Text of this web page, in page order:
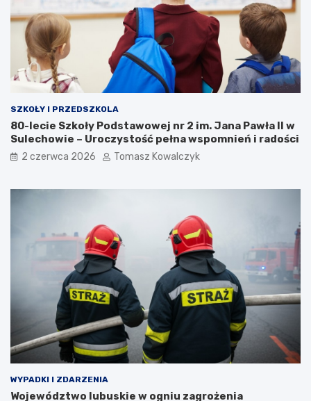
SZKOŁY I PRZEDSZKOLA
80-lecie Szkoły Podstawowej nr 2 im. Jana Pawła II w
Sulechowie – Uroczystość pełna wspomnień i radości
2 czerwca 2026 Tomasz Kowalczyk
WYPADKI I ZDARZENIA
Województwo lubuskie w ogniu zagrożenia